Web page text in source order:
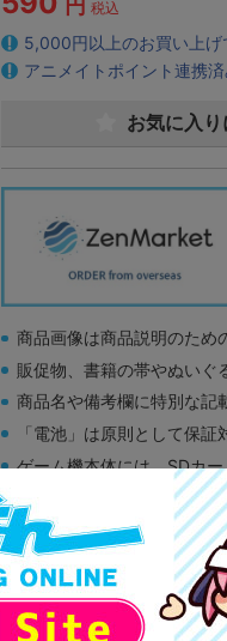
円 税込
5,000円以上のお買い上げ
アニメイトポイント連携済
お気に入り
商品画像は商品説明のため
販促物、書籍の帯やぬいぐ
商品名や備考欄に特別な記
「電池」は原則として保証
ゲーム機本体には、SDカ
ディスク類の読み取り面
す。
※詳細につきましてはコチラ